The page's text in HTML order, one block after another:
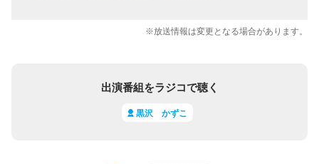
※放送情報は変更となる場合があります。
出演番組をラジコで聴く
黒沢 かずこ